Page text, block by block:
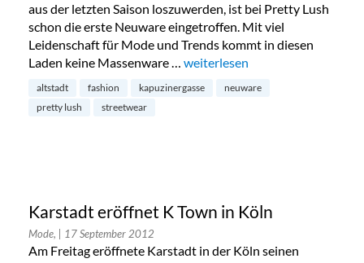
aus der letzten Saison loszuwerden, ist bei Pretty Lush
schon die erste Neuware eingetroffen. Mit viel
Leidenschaft für Mode und Trends kommt in diesen
Laden keine Massenware … „Neuware bei Pretty Lush in
weiterlesen
altstadt fashion kapuzinergasse
neuware
pretty lush
streetwear
Karstadt eröffnet K Town in Köln
Mode, | 17 September 2012
Am Freitag eröffnete Karstadt in der Köln seinen